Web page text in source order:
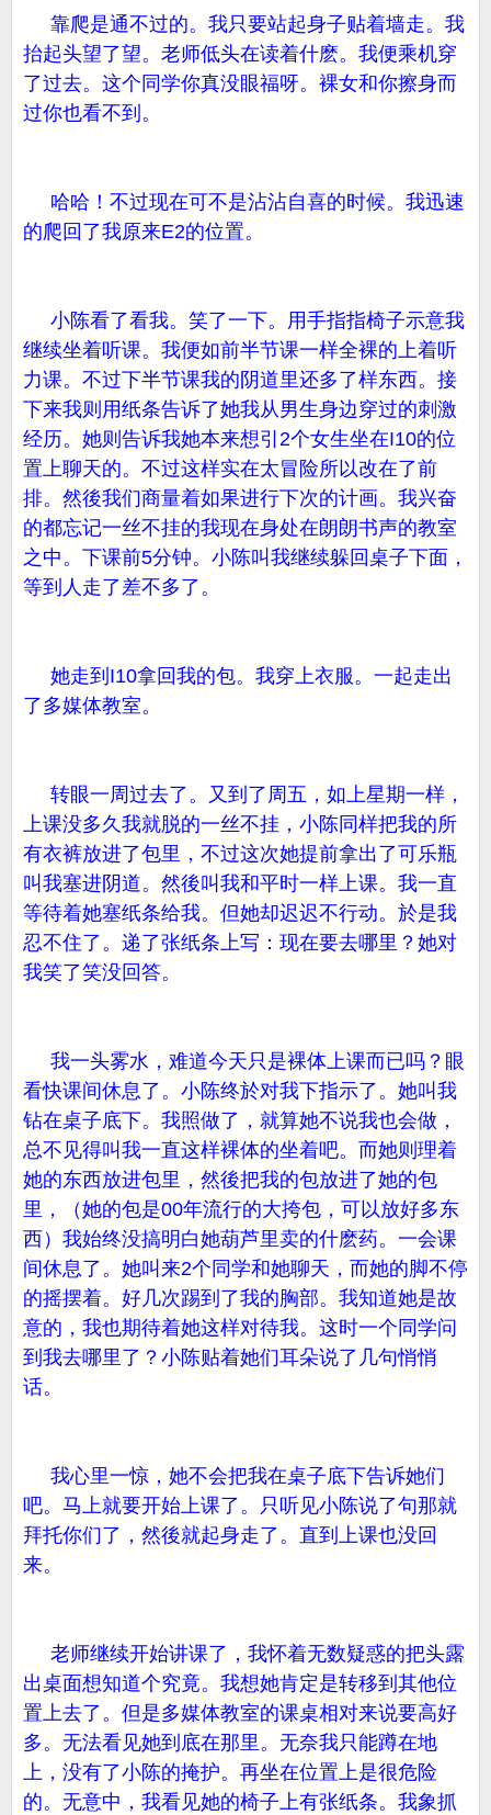
靠爬是通不过的。我只要站起身子贴着墙走。我
抬起头望了望。老师低头在读着什麽。我便乘机穿
了过去。这个同学你真没眼福呀。裸女和你擦身而
过你也看不到。
哈哈！不过现在可不是沾沾自喜的时候。我迅速
的爬回了我原来E2的位置。
小陈看了看我。笑了一下。用手指指椅子示意我
继续坐着听课。我便如前半节课一样全裸的上着听
力课。不过下半节课我的阴道里还多了样东西。接
下来我则用纸条告诉了她我从男生身边穿过的刺激
经历。她则告诉我她本来想引2个女生坐在I10的位
置上聊天的。不过这样实在太冒险所以改在了前
排。然後我们商量着如果进行下次的计画。我兴奋
的都忘记一丝不挂的我现在身处在朗朗书声的教室
之中。下课前5分钟。小陈叫我继续躲回桌子下面，
等到人走了差不多了。
她走到I10拿回我的包。我穿上衣服。一起走出
了多媒体教室。
转眼一周过去了。又到了周五，如上星期一样，
上课没多久我就脱的一丝不挂，小陈同样把我的所
有衣裤放进了包里，不过这次她提前拿出了可乐瓶
叫我塞进阴道。然後叫我和平时一样上课。我一直
等待着她塞纸条给我。但她却迟迟不行动。於是我
忍不住了。递了张纸条上写：现在要去哪里？她对
我笑了笑没回答。
我一头雾水，难道今天只是裸体上课而已吗？眼
看快课间休息了。小陈终於对我下指示了。她叫我
钻在桌子底下。我照做了，就算她不说我也会做，
总不见得叫我一直这样裸体的坐着吧。而她则理着
她的东西放进包里，然後把我的包放进了她的包
里，（她的包是00年流行的大挎包，可以放好多东
西）我始终没搞明白她葫芦里卖的什麽药。一会课
间休息了。她叫来2个同学和她聊天，而她的脚不停
的摇摆着。好几次踢到了我的胸部。我知道她是故
意的，我也期待着她这样对待我。这时一个同学问
到我去哪里了？小陈贴着她们耳朵说了几句悄悄
话。
我心里一惊，她不会把我在桌子底下告诉她们
吧。马上就要开始上课了。只听见小陈说了句那就
拜托你们了，然後就起身走了。直到上课也没回
来。
老师继续开始讲课了，我怀着无数疑惑的把头露
出桌面想知道个究竟。我想她肯定是转移到其他位
置上去了。但是多媒体教室的课桌相对来说要高好
多。无法看见她到底在那里。无奈我只能蹲在地
上，没有了小陈的掩护。再坐在位置上是很危险
的。无意中，我看见她的椅子上有张纸条。我象抓